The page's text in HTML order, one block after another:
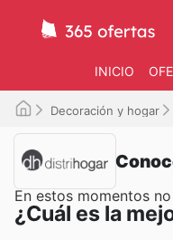
INICIO
Decoración y hogar
En estos momentos
¿Cuál es la